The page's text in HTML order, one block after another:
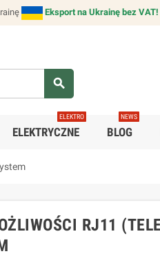
Eksport na Ukrainę bez VAT!
search
ELEKTRYCZNE
ELEKTRO
BLOG
NEWS
RJ11